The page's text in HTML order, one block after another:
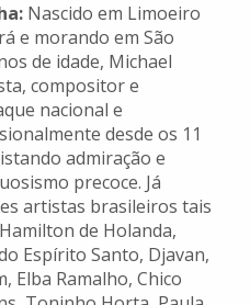
Nascido em Limoeiro
e morando em São
de idade, Michael
compositor e
nacional e
desde os 11
admiração e
precoce. Já
artistas brasileiros tais
de Holanda,
Espírito Santo, Djavan,
Elba Ramalho, Chico